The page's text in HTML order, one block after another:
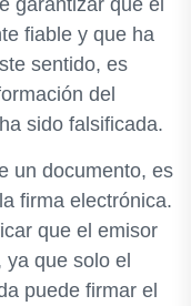
garantizar que el
fiable y que ha
sentido, es
del
sido falsificada.
un documento, es
firma electrónica.
que el emisor
que solo el
puede firmar el